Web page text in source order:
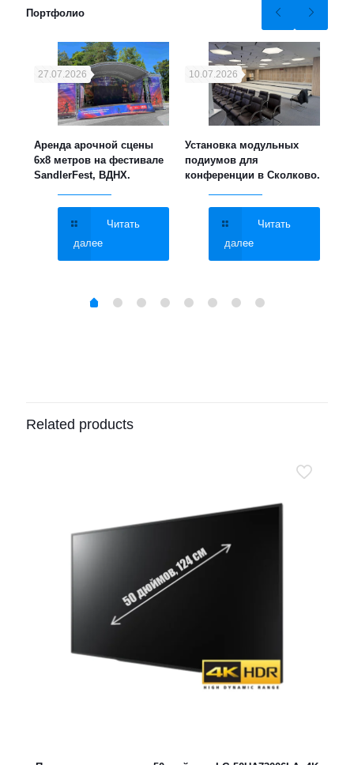
Портфолио
27.07.2026
Аренда арочной сцены
6х8 метров на фестивале
SandlerFest, ВДНХ.
Читать
далее
10.07.2026
Установка модульных
подиумов для
конференции в Сколково.
Читать
далее
Related products